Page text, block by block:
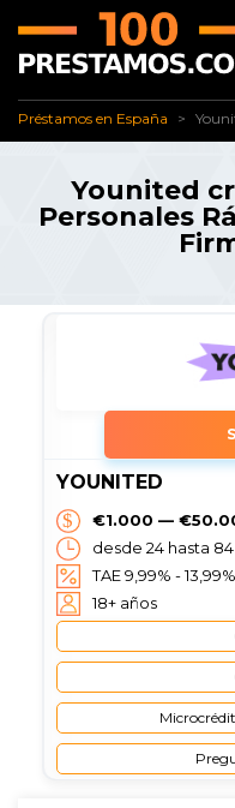
✅ Préstamos en España
Préstamos en España
Younited
Personales
YOUNITED
€1.000 —
desde 24 hasta
TAE 9,99% -
18+ años